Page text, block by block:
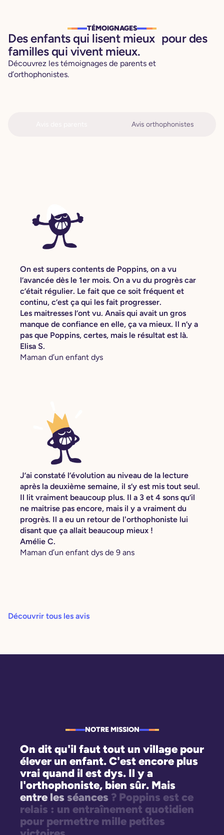
TÉMOIGNAGES
Des enfants qui lisent mieux pour des
familles qui vivent mieux.
Découvrez les témoignages de parents et
d’orthophonistes.
Avis orthophonistes
On est supers contents de Poppins, on a vu
l’avancée dès le 1er mois. On a vu du progrès car
c’était régulier. Le fait que ce soit fréquent et
continu, c’est ça qui les fait progresser.
Les maitresses l’ont vu. Anaïs qui avait un gros
manque de confiance en elle, ça va mieux. Il n’y a
pas que Poppins, certes, mais le résultat est là.
Elisa S.
Maman d’un enfant dys
J’ai constaté l’évolution au niveau de la lecture
après la deuxième semaine, il s’y est mis tout seul.
Il lit vraiment beaucoup plus. Il a 3 et 4 sons qu’il
ne maitrise pas encore, mais il y a vraiment du
progrès. Il a eu un retour de l'orthophoniste lui
disant que ça allait beaucoup mieux !
Amélie C.
Maman d’un enfant dys de 9 ans
Découvrir tous les avis
NOTRE MISSION
On ditqu'il fauttoutun village pour
éleverun enfant.C'estencore plus
vraiquand il estdys. Il ya
l'orthophoniste, bien sûr. Mais
entre les séances ? Poppins est ce
relais : un entraînement quotidien
pour permettre mille petites